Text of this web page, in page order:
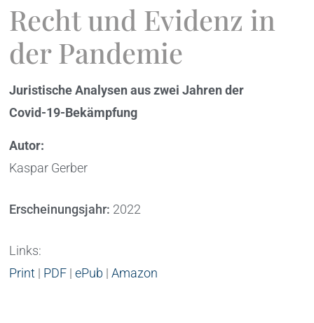
Recht und Evidenz in
der Pandemie
Juristische Analysen aus zwei Jahren der
Covid-19-Bekämpfung
Autor:
Kaspar Gerber
Erscheinungsjahr: 2022
Links:
Print | PDF |ePub |Amazon